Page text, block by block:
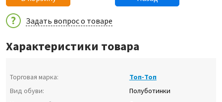
Задать вопрос о товаре
Характеристики товара
Торговая марка:
Топ-Топ
Вид обуви:
Полуботинки